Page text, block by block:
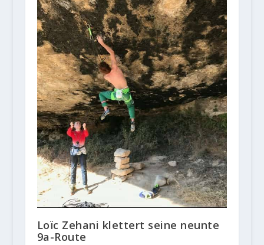
Loïc Zehani klettert seine neunte
9a-Route